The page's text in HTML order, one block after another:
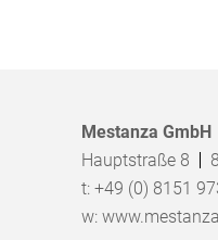
Mestanza GmbH
Hauptstraße 8
t: +49 (0) 8151
w: